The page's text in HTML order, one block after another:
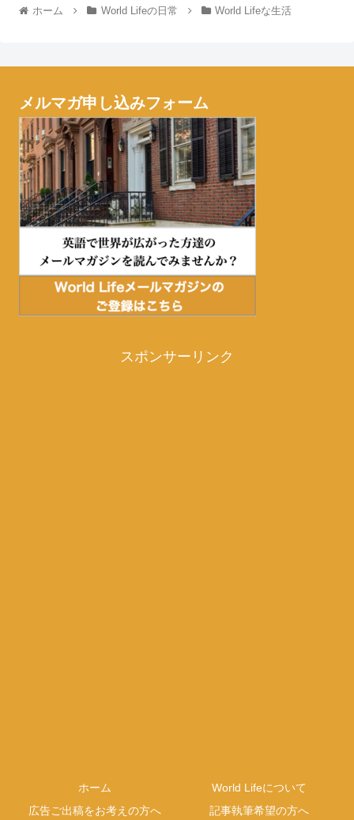
ホーム World Lifeの日常 World Lifeな生活
メルマガ申し込みフォーム
スポンサーリンク
ホーム
World Lifeについて
広告ご出稿をお考えの方へ
記事執筆希望の方へ